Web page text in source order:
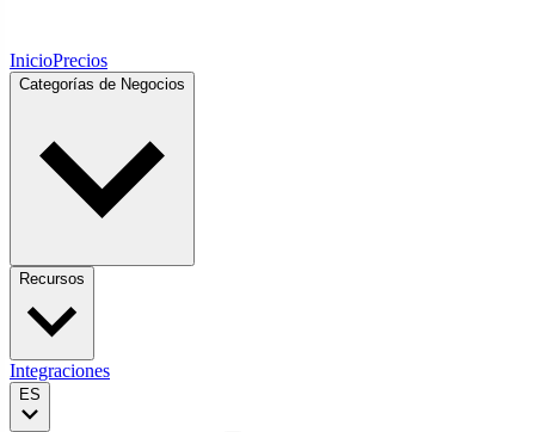
InicioPrecios
Categorías de Negocios
Recursos
Integraciones
ES